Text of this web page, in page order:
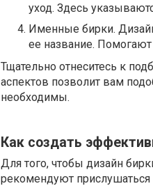
уход. Здесь
Именные бирки.
ее название.
Тщательно отнеситесь к
аспектов позволит вам
необходимы.
Как создать
Для того, чтобы дизайн
рекомендуют прислушаться